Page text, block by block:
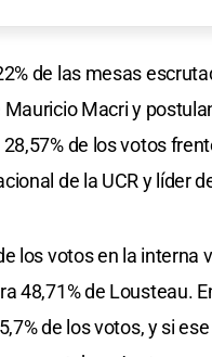
de las mesas
Macri y
de los votos
de la UCR y líder
los votos en la interna
48,71% de Lousteau.
de los votos, y si